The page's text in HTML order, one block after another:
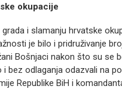
okupacije
grada i slamanju hrvatske
je bilo i pridruživanje
Bošnjaci nakon što su se
i bez odlaganja odazvali na
Republike BiH i